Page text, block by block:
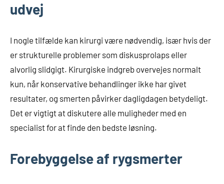
udvej
I nogle tilfælde kan kirurgi være nødvendig, især hvis der
er strukturelle problemer som diskusprolaps eller
alvorlig slidgigt. Kirurgiske indgreb overvejes normalt
kun, når konservative behandlinger ikke har givet
resultater, og smerten påvirker dagligdagen betydeligt.
Det er vigtigt at diskutere alle muligheder med en
specialist for at finde den bedste løsning.
Forebyggelse af rygsmerter